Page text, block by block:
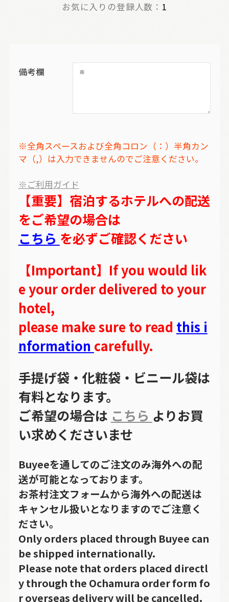
お気に入りの登録人数： 1
備考欄
※全角スペースおよび全角コロン（：）半角カン
マ（,）は入力できませんのでご注意ください。
※ご利用ガイド
【重要】宿泊するホテルへの配送
をご希望の場合は
こちら を必ずご確認ください
【Important】If you would lik
e your order delivered to your
hotel,
please make sure to read this i
nformation carefully.
手提げ袋・化粧袋・ビニール袋は
有料となります。
ご希望の場合は こちら よりお買
い求めくださいませ
Buyeeを通してのご注文のみ海外への配
送が可能となっております。
お茶村注文フォームから海外への配送は
キャンセル扱いとなりますのでご注意く
ださい。
Only orders placed through Buyee can
be shipped internationally.
Please note that orders placed directl
y through the Ochamura order form fo
r overseas delivery will be cancelled.